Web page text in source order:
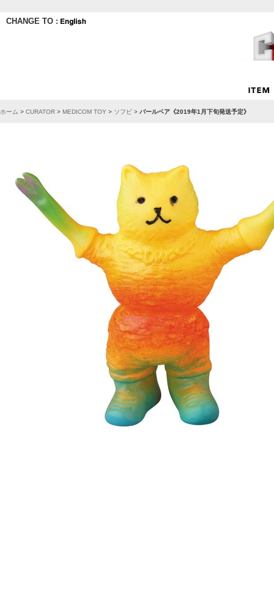
CHANGE TO :
ホーム > CURATOR > MEDICOM TOY > ソフビ > バールベア《2019年1月下旬発送予定》